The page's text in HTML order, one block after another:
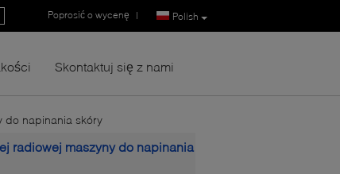
Polish
Poprosić o wycenę |
Skontaktuj się z nami
do napinania skóry
radiowej maszyny do napinania